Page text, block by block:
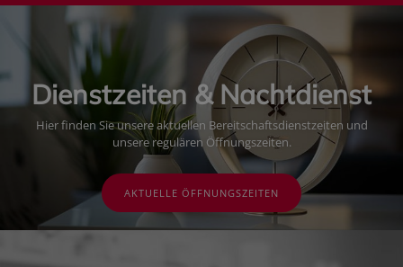
Dienstzeiten & Nachtdienst
Hier finden Sie unsere aktuellen Bereitschaftsdienstzeiten und
unsere regulären Öffnungszeiten.
AKTUELLE ÖFFNUNGSZEITEN